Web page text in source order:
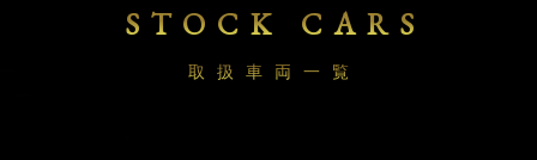
STOCK CARS
取扱車両一覧